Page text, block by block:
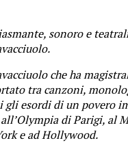
sonoro e
che ha
tra canzoni,
gli esordi di un povero
di Parigi, al
e ad Hollywood.